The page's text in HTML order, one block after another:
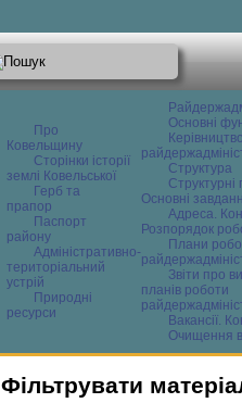
Про
Ковельщину
Сторінки історії
землі Ковельської
Герб та
прапор
Паспорт
району
Адміністративно-
територіальний
устрій
Природні
ресурси
Основні
Керівництво
Структура
Структурні
Основні
Адреса.
Розпорядок
Плани
Звіти про
планів роботи
Вакансії.
Очищення
Фільтрувати